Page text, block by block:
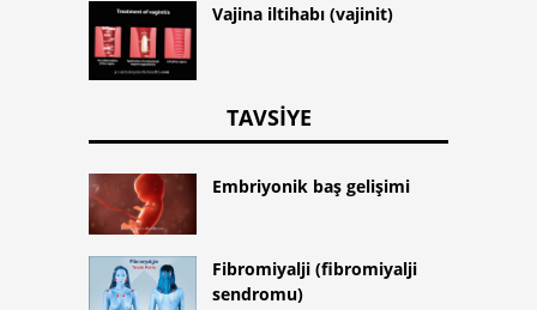
Vajina iltihabı (vajinit)
TAVSIYE
Embriyonik baş gelişimi
Fibromiyalji (fibromiyalji
sendromu)